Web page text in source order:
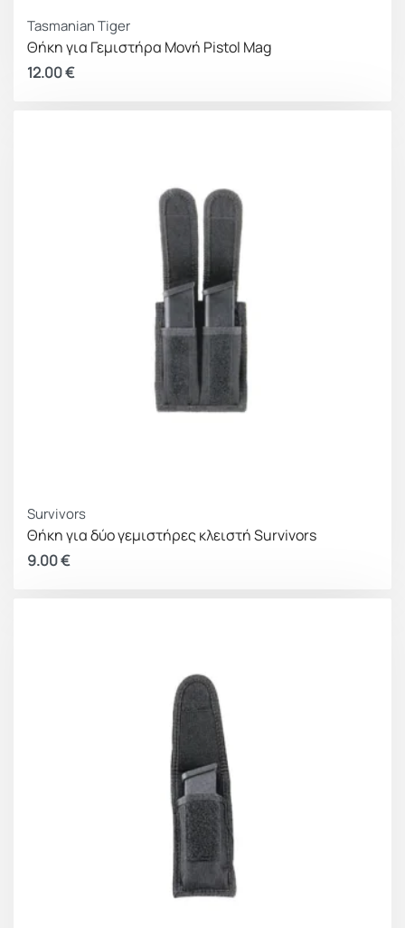
Tasmanian Tiger
Θήκη για Γεμιστήρα Μονή Pistol Mag
12.00€
Survivors
Θήκη για δύο γεμιστήρες κλειστή Survivors
9.00€